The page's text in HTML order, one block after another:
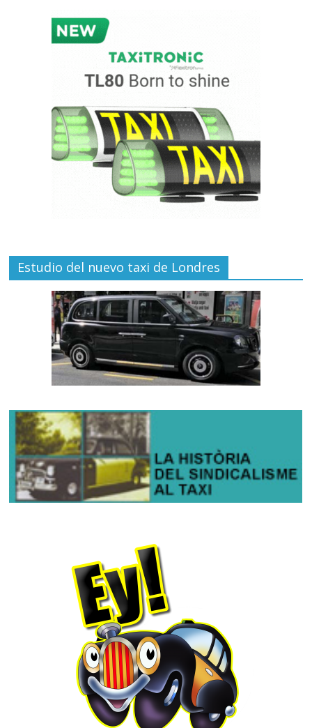
Estudio del nuevo taxi de Londres